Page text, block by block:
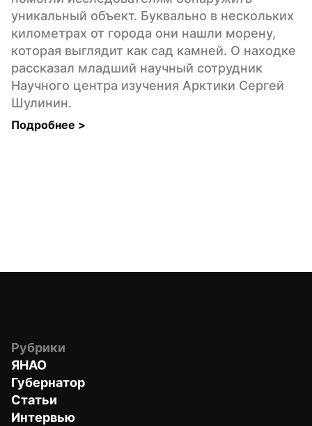
уникальный объект. Буквально в нескольких
километрах от города они нашли морену,
которая выглядит как сад камней. О находке
рассказал младший научный сотрудник
Научного центра изучения Арктики Сергей
Шулинин.
Подробнее >
Рубрики
ЯНАО
Губернатор
Статьи
Интервью